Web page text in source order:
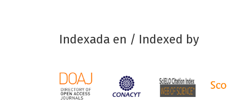
Indexada en / Indexed by